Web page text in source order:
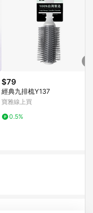
$79
經典九排梳Y137
寶雅線上買
0.5%